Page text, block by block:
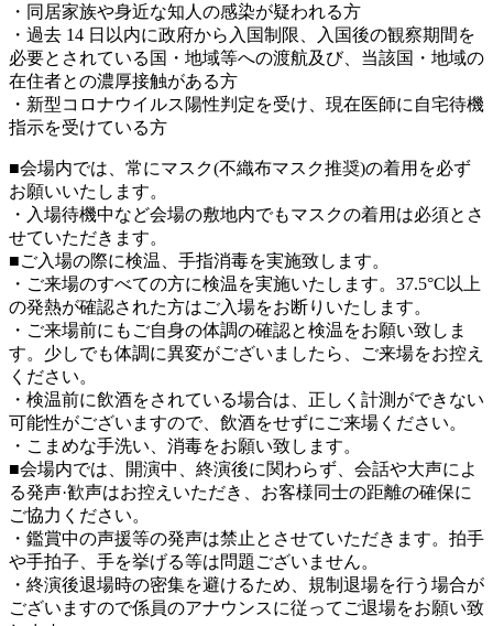
・同居家族や身近な知人の感染が疑われる方
・過去 14 日以内に政府から入国制限、入国後の観察期間を
必要とされている国・地域等への渡航及び、当該国・地域の
在住者との濃厚接触がある方
・新型コロナウイルス陽性判定を受け、現在医師に自宅待機
指示を受けている方
■会場内では、常にマスク(不織布マスク推奨)の着用を必ず
お願いいたします。
・入場待機中など会場の敷地内でもマスクの着用は必須とさ
せていただきます。
■ご入場の際に検温、手指消毒を実施致します。
・ご来場のすべての方に検温を実施いたします。37.5°C以上
の発熱が確認された方はご入場をお断りいたします。
・ご来場前にもご自身の体調の確認と検温をお願い致しま
す。少しでも体調に異変がございましたら、ご来場をお控え
ください。
・検温前に飲酒をされている場合は、正しく計測ができない
可能性がございますので、飲酒をせずにご来場ください。
・こまめな手洗い、消毒をお願い致します。
■会場内では、開演中、終演後に関わらず、会話や大声によ
る発声·歓声はお控えいただき、お客様同士の距離の確保に
ご協力ください。
・鑑賞中の声援等の発声は禁止とさせていただきます。拍手
や手拍子、手を挙げる等は問題ございません。
・終演後退場時の密集を避けるため、規制退場を行う場合が
ございますので係員のアナウンスに従ってご退場をお願い致